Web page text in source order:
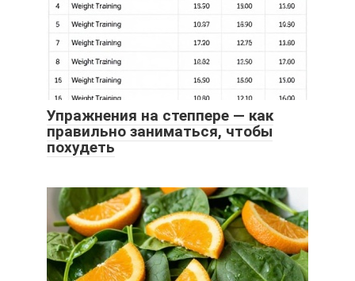
Упражнения на степпере — как
правильно заниматься, чтобы
похудеть